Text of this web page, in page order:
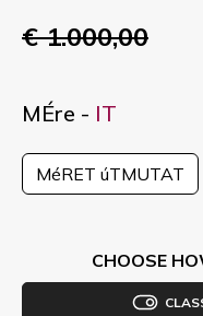
€ 1.000,00
MÉre - IT
MéRET úTMUTAT
CHOOSE